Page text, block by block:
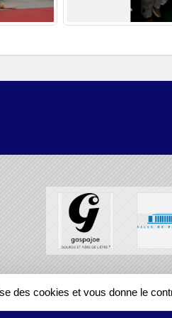
des cookies et vous donne le